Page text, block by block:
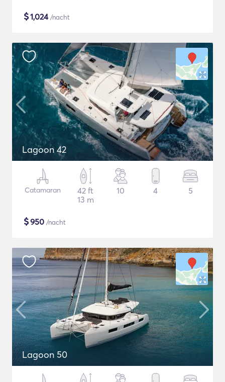
$1,024/nacht
Lagoon 42
Catamaran
42 ft
13 m
10 4 5
$950 /nacht
Lagoon 50